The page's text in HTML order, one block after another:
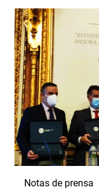
Notas de prensa